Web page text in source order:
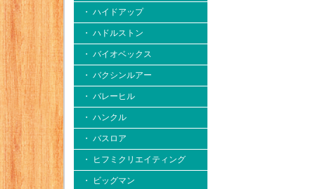
・ ハイドアップ
・ ハドルストン
・ バイオベックス
・ バクシンルアー
・ バレーヒル
・ ハンクル
・ バスロア
・ ヒフミクリエイティング
・ ビッグマン